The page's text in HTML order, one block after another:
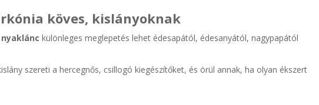
köves, kislányoknak
különleges meglepetés lehet édesapától, édesanyától, nagypapától
szereti a hercegnős, csillogó kiegészítőket, és örül annak, ha olyan ékszert